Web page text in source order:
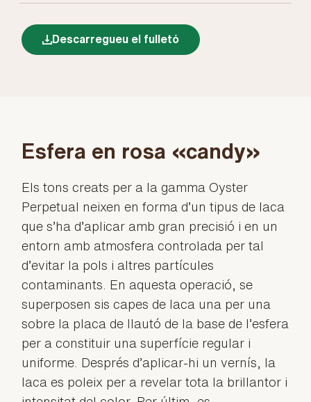
Descarregueu el fulletó
Esfera en rosa «candy»
Els tons creats per a la gamma Oyster
Perpetual neixen en forma d’un tipus de laca
que s’ha d’aplicar amb gran precisió i en un
entorn amb atmosfera controlada per tal
d’evitar la pols i altres partícules
contaminants. En aquesta operació, se
superposen sis capes de laca una per una
sobre la placa de llautó de la base de l’esfera
per a constituir una superfície regular i
uniforme. Després d’aplicar-hi un vernís, la
laca es poleix per a revelar tota la brillantor i